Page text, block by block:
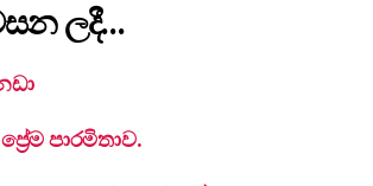
ලදී…
ප්‍රේම පාරමිතාව.